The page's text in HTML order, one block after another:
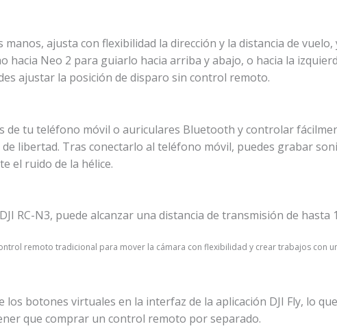
manos, ajusta con flexibilidad la dirección y la distancia de
hacia Neo 2 para guiarlo hacia arriba y abajo, o hacia la
ajustar la posición de disparo sin control remoto.
de tu teléfono móvil o auriculares Bluetooth y controlar
libertad. Tras conectarlo al teléfono móvil, puedes grabar
el ruido de la hélice.
RC-N3, puede alcanzar una distancia de transmisión de hasta
remoto tradicional para mover la cámara con flexibilidad y crear trabajos con
los botones virtuales en la interfaz de la aplicación DJI Fly, lo
que comprar un control remoto por separado.